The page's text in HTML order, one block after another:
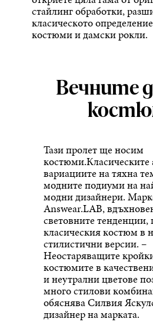
стайлинг обработки,
класическото
костюми и дамски рокли.
Вечните
Тази пролет ще носим
вариациите на тяхна
модните подиуми на
модни дизайнери.
Answear.LAB,
световните тенденции,
класическия костюм в
стилистични версии. –
Неостаряващите
костюмите в
и неутрални цветове
много стилови
обяснява Силвия
дизайнер на марката.